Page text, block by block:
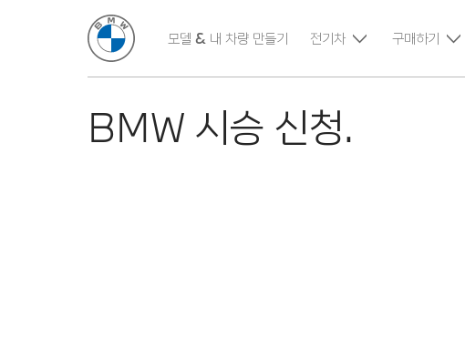
모델 & 내 차량 만들기 전기차 구매하기
BMW 시승 신청.